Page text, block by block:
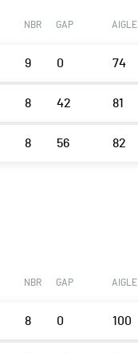
NBR GAP AIGLE
9 0 74
8 42 81
8 56 82
NBR GAP AIGLE
8 0 100